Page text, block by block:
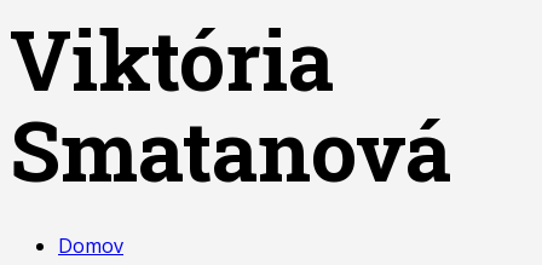
Viktória
Smatanová
Domov